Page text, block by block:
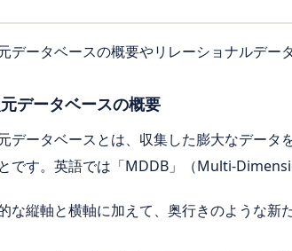
データベースの概要やリレーショナルデー
データベースの概要
データベースとは、収集した膨大なデータ
です。英語では「MDDB」（Multi-
な縦軸と横軸に加えて、奥行きのような新